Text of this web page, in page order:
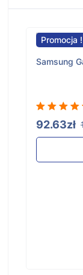
Promocja !
Samsung
92.63zł